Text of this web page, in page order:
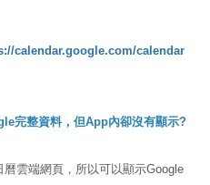
calendar.google.com/calendar
完整資料，但App內卻沒有顯示?
雲端網頁，所以可以顯示Google